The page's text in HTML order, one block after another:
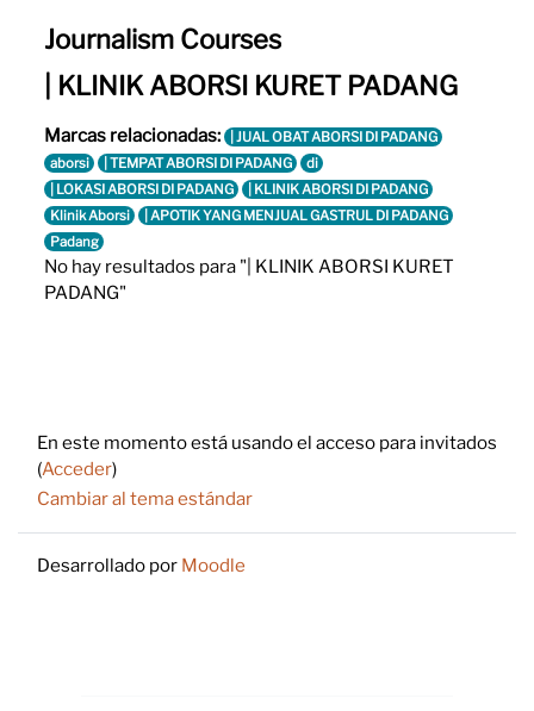
Journalism Courses
| KLINIK ABORSI KURET PADANG
Marcas relacionadas:
| JUAL OBAT ABORSI DI PADANG
aborsi
| TEMPAT ABORSI DI PADANG
di
| LOKASI ABORSI DI PADANG
| KLINIK ABORSI DI PADANG
Klinik Aborsi
| APOTIK YANG MENJUAL GASTRUL DI PADANG
Padang
No hay resultados para "| KLINIK ABORSI KURET
PADANG"
En este momento está usando el acceso para invitados
(Acceder)
Cambiar al tema estándar
Desarrollado por Moodle